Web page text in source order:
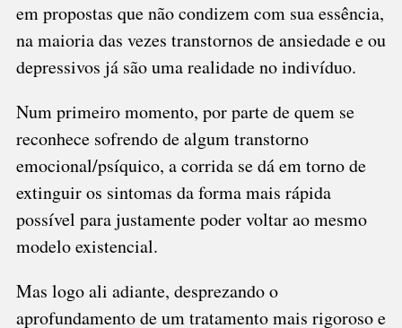
em propostas que não condizem com sua essência,
na maioria das vezes transtornos de ansiedade e ou
depressivos já são uma realidade no indivíduo.
Num primeiro momento, por parte de quem se
reconhece sofrendo de algum transtorno
emocional/psíquico, a corrida se dá em torno de
extinguir os sintomas da forma mais rápida
possível para justamente poder voltar ao mesmo
modelo existencial.
Mas logo ali adiante, desprezando o
aprofundamento de um tratamento mais rigoroso e